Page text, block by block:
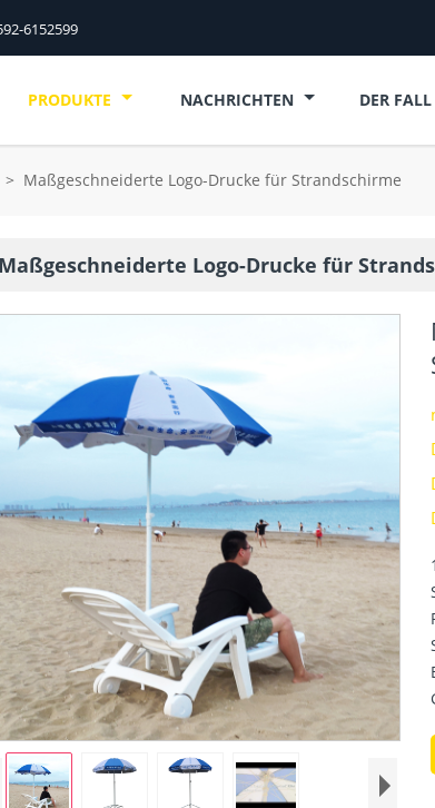
6152599
PRODUKTE NACHRICHTEN DER FALL
> Maßgeschneiderte Logo-Drucke für Strandschirme
Maßgeschneiderte Logo-Drucke für